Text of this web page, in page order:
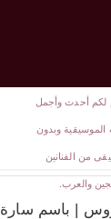
| باسم سارة